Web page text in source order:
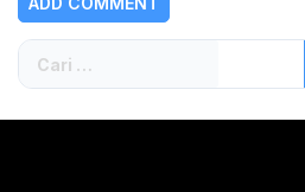
Cari
untuk: